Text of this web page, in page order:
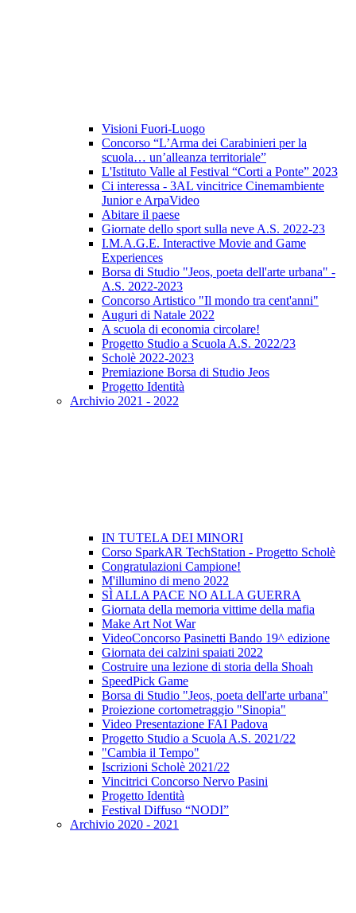
Visioni Fuori-Luogo
Concorso “L’Arma dei Carabinieri per la
scuola… un’alleanza territoriale”
L'Istituto Valle al Festival “Corti a Ponte” 2023
Ci interessa - 3AL vincitrice Cinemambiente
Junior e ArpaVideo
Abitare il paese
Giornate dello sport sulla neve A.S. 2022-23
I.M.A.G.E. Interactive Movie and Game
Experiences
Borsa di Studio "Jeos, poeta dell'arte urbana" -
A.S. 2022-2023
Concorso Artistico "Il mondo tra cent'anni"
Auguri di Natale 2022
A scuola di economia circolare!
Progetto Studio a Scuola A.S. 2022/23
Scholè 2022-2023
Premiazione Borsa di Studio Jeos
Progetto Identità
Archivio 2021 - 2022
IN TUTELA DEI MINORI
Corso SparkAR TechStation - Progetto Scholè
Congratulazioni Campione!
M'illumino di meno 2022
SÌ ALLA PACE NO ALLA GUERRA
Giornata della memoria vittime della mafia
Make Art Not War
VideoConcorso Pasinetti Bando 19^ edizione
Giornata dei calzini spaiati 2022
Costruire una lezione di storia della Shoah
SpeedPick Game
Borsa di Studio "Jeos, poeta dell'arte urbana"
Proiezione cortometraggio "Sinopia"
Video Presentazione FAI Padova
Progetto Studio a Scuola A.S. 2021/22
"Cambia il Tempo"
Iscrizioni Scholè 2021/22
Vincitrici Concorso Nervo Pasini
Progetto Identità
Festival Diffuso “NODI”
Archivio 2020 - 2021